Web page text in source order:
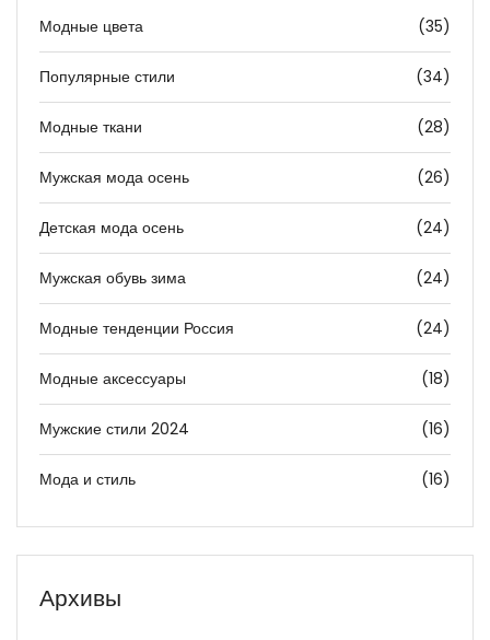
Модные цвета (35)
Популярные стили (34)
Модные ткани (28)
Мужская мода осень (26)
Детская мода осень (24)
Мужская обувь зима (24)
Модные тенденции Россия (24)
Модные аксессуары (18)
Мужские стили 2024 (16)
Мода и стиль (16)
Архивы